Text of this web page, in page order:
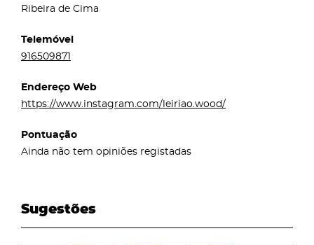
Ribeira de Cima
Telemóvel
916509871
Endereço Web
https://www.instagram.com/leiriao.wood/
Pontuação
Ainda não tem opiniões registadas
Sugestões